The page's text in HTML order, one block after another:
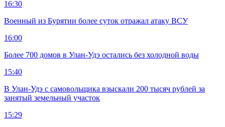
16:30
Военный из Бурятии более суток отражал атаку ВСУ
16:00
Более 700 домов в Улан-Удэ остались без холодной воды
15:40
В Улан-Удэ с самовольщика взыскали 200 тысяч рублей за
занятый земельный участок
15:29